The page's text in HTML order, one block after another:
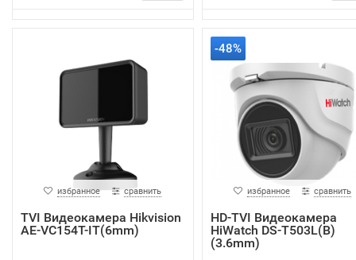
избранное сравнить
TVI Видеокамера Hikvision
AE-VC154T-IT(6mm)
-48%
избранное сравнить
HD-TVI Видеокамера
HiWatch DS-T503L(B)
(3.6mm)